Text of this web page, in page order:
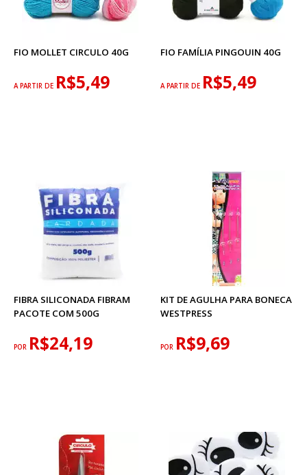
FIO MOLLET CIRCULO 40G
A PARTIR DE R$5,49
FIO FAMÍLIA PINGOUIN 40G
A PARTIR DE R$5,49
FIBRA SILICONADA FIBRAM
PACOTE COM 500G
POR R$24,19
KIT DE AGULHA PARA BONECA
WESTPRESS
POR R$9,69